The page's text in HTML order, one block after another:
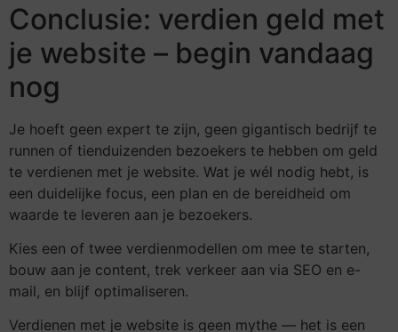
Conclusie: verdien geld met
je website – begin vandaag
nog
Je hoeft geen expert te zijn, geen gigantisch bedrijf te
runnen of tienduizenden bezoekers te hebben om geld
te verdienen met je website. Wat je wél nodig hebt, is
een duidelijke focus, een plan en de bereidheid om
waarde te leveren aan je bezoekers.
Kies een of twee verdienmodellen om mee te starten,
bouw aan je content, trek verkeer aan via SEO en e-
mail, en blijf optimaliseren.
Verdienen met je website is geen mythe — het is een